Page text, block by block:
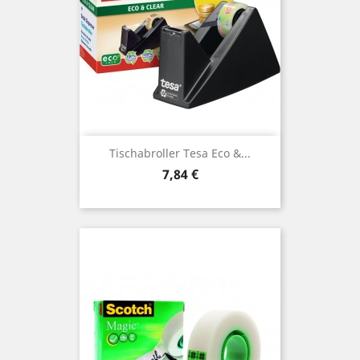
Tischabroller Tesa Eco &...
Preis
7,84 €